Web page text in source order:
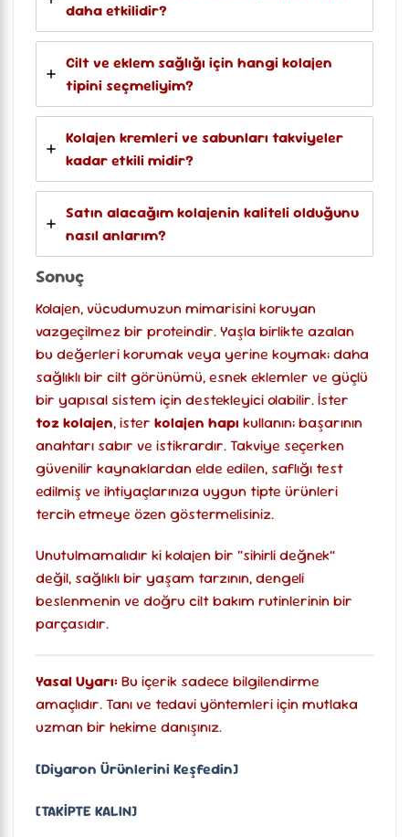
daha etkilidir?
Cilt ve eklem sağlığı için hangi kolajen
tipini seçmeliyim?
Kolajen kremleri ve sabunları takviyeler
kadar etkili midir?
Satın alacağım kolajenin kaliteli olduğunu
nasıl anlarım?
Sonuç
Kolajen, vücudumuzun mimarisini koruyan
vazgeçilmez bir proteindir. Yaşla birlikte azalan
bu değerleri korumak veya yerine koymak; daha
sağlıklı bir cilt görünümü, esnek eklemler ve güçlü
bir yapısal sistem için destekleyici olabilir. İster
toz kolajen, ister kolajen hapı kullanın; başarının
anahtarı sabır ve istikrardır. Takviye seçerken
güvenilir kaynaklardan elde edilen, saflığı test
edilmiş ve ihtiyaçlarınıza uygun tipte ürünleri
tercih etmeye özen göstermelisiniz.
Unutulmamalıdır ki kolajen bir “sihirli değnek”
değil, sağlıklı bir yaşam tarzının, dengeli
beslenmenin ve doğru cilt bakım rutinlerinin bir
parçasıdır.
Yasal Uyarı:Bu içerik sadece bilgilendirme
amaçlıdır. Tanı ve tedavi yöntemleri için mutlaka
uzman bir hekime danışınız.
[Diyaron Ürünlerini Keşfedin]
[TAKİPTE KALIN]